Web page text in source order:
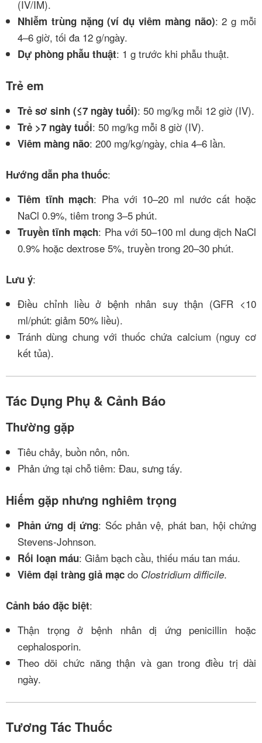
(IV/IM).
Nhiễm trùng nặng (ví dụ viêm màng não): 2 g mỗi
4–6 giờ, tối đa 12 g/ngày.
Dự phòng phẫu thuật: 1 g trước khi phẫu thuật.
Trẻ em
Trẻ sơ sinh (≤7 ngày tuổi): 50 mg/kg mỗi 12 giờ (IV).
Trẻ >7 ngày tuổi: 50 mg/kg mỗi 8 giờ (IV).
Viêm màng não: 200 mg/kg/ngày, chia 4–6 lần.
Hướng dẫn pha thuốc:
Tiêm tĩnh mạch: Pha với 10–20 ml nước cất hoặc
NaCl 0.9%, tiêm trong 3–5 phút.
Truyền tĩnh mạch: Pha với 50–100 ml dung dịch NaCl
0.9% hoặc dextrose 5%, truyền trong 20–30 phút.
Lưu ý:
Điều chỉnh liều ở bệnh nhân suy thận (GFR <10
ml/phút: giảm 50% liều).
Tránh dùng chung với thuốc chứa calcium (nguy cơ
kết tủa).
Tác Dụng Phụ & Cảnh Báo
Thường gặp
Tiêu chảy, buồn nôn, nôn.
Phản ứng tại chỗ tiêm: Đau, sưng tấy.
Hiếm gặp nhưng nghiêm trọng
Phản ứng dị ứng: Sốc phản vệ, phát ban, hội chứng
Stevens-Johnson.
Rối loạn máu: Giảm bạch cầu, thiếu máu tan máu.
Viêm đại tràng giả mạc do Clostridium difficile.
Cảnh báo đặc biệt:
Thận trọng ở bệnh nhân dị ứng penicillin hoặc
cephalosporin.
Theo dõi chức năng thận và gan trong điều trị dài
ngày.
Tương Tác Thuốc